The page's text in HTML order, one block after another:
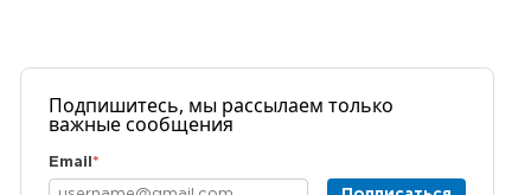
Подпишитесь, мы рассылаем только
важные сообщения
Email *